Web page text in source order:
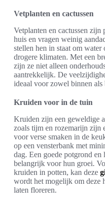
Vetplanten en cactussen
Vetplanten en cactussen
huis en vragen weinig
stellen hen in staat om water
drogere klimaten. Met een
zijn ze niet alleen
aantrekkelijk. De
ideaal voor zowel binnen als
Kruiden voor in de tuin
Kruiden zijn een geweldige
zoals tijm en rozemarijn zijn
voor verse smaken in de
op een vensterbank met
dag. Een goede potgrond en
belangrijk voor hun groei.
kruiden in potten, kan deze
wordt het mogelijk om deze
laten floreren.